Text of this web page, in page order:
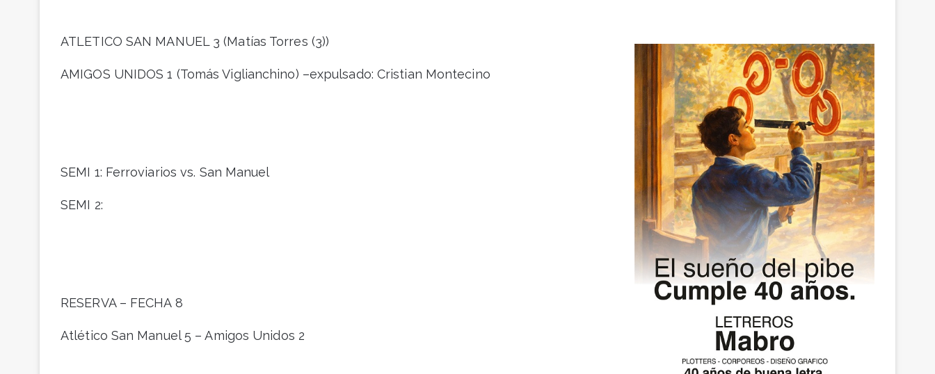
ATLETICO SAN MANUEL 3 (Matías Torres (3))
AMIGOS UNIDOS 1 (Tomás Viglianchino) –expulsado: Cristian Montecino
SEMI 1: Ferroviarios vs. San Manuel
SEMI 2:
RESERVA – FECHA 8
Atlético San Manuel 5 – Amigos Unidos 2